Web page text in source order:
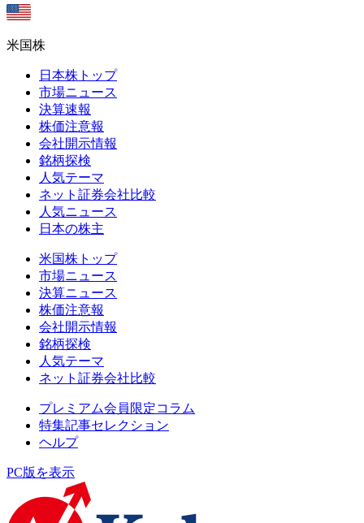
米国株
日本株トップ
市場ニュース
決算速報
株価注意報
会社開示情報
銘柄探検
人気テーマ
ネット証券会社比較
人気ニュース
日本の株主
米国株トップ
市場ニュース
決算ニュース
株価注意報
会社開示情報
銘柄探検
人気テーマ
ネット証券会社比較
プレミアム会員限定コラム
特集記事セレクション
ヘルプ
PC版を表示